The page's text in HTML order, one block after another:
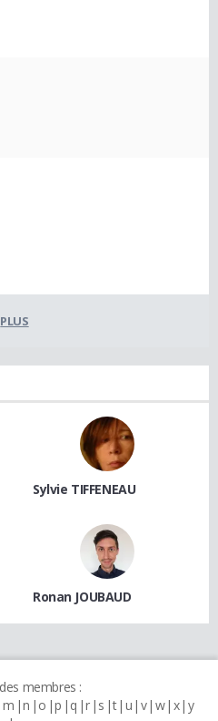
PLUS
Sylvie TIFFENEAU
Ronan JOUBAUD
membres :
m n o p q r s t u v w x y